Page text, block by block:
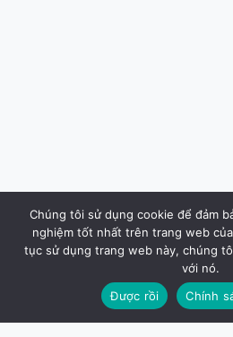
Chúng tôi sử dụng cookie để đảm
nghiệm tốt nhất trên trang web
tục sử dụng trang web này, chúng
với nó.
Được rồi
Chính